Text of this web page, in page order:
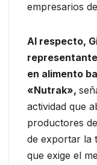
empresarios
Al respecto,
en alimento
«Nutrak»,
actividad que
productores
de exportar la
que exige el